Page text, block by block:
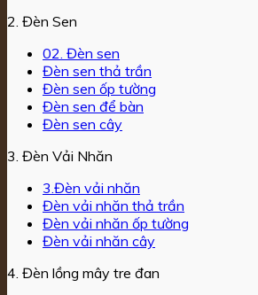
2. Đèn Sen
02. Đèn sen
Đèn sen thả trần
Đèn sen ốp tường
Đèn sen để bàn
Đèn sen cây
3. Đèn Vải Nhăn
3.Đèn vải nhăn
Đèn vải nhăn thả trần
Đèn vải nhăn ốp tường
Đèn vải nhăn cây
4. Đèn lồng mây tre đan